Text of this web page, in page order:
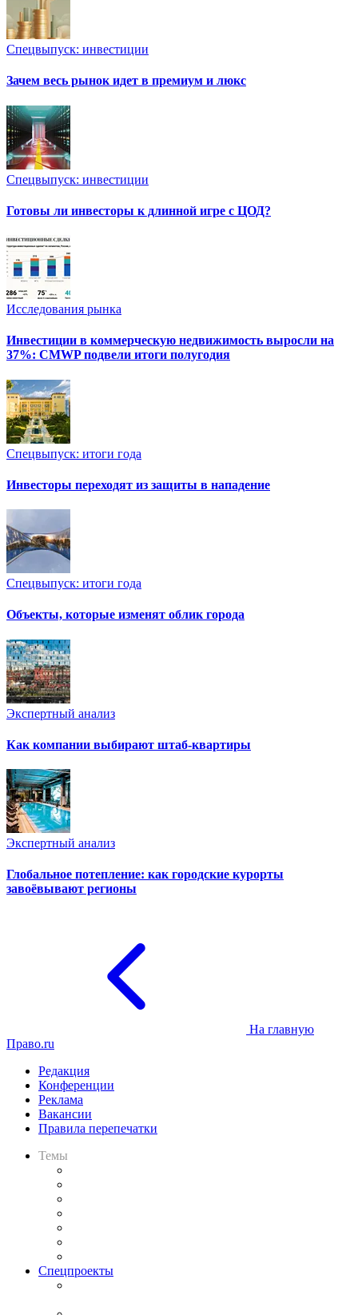
Спецвыпуск: инвестиции
Зачем весь рынок идет в премиум и люкс
Спецвыпуск: инвестиции
Готовы ли инвесторы к длинной игре с ЦОД?
Исследования рынка
Инвестиции в коммерческую недвижимость выросли на
37%: CMWP подвели итоги полугодия
Спецвыпуск: итоги года
Инвесторы переходят из защиты в нападение
Спецвыпуск: итоги года
Объекты, которые изменят облик города
Экспертный анализ
Как компании выбирают штаб-квартиры
Экспертный анализ
Глобальное потепление: как городские курорты
завоёвывают регионы
На главную
Право.ru
Редакция
Конференции
Реклама
Вакансии
Правила перепечатки
Темы
Спецпроекты